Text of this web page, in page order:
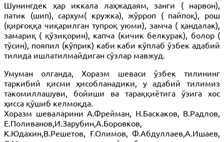
Шунингдек ҳар иккала лаҳжадаям, занги ( нарвон),
патик (шип), сархум( кружка), жўрроп ( пайпоқ), рош
(қирғоққа чиқарилган тупроқ уюми), замча ( ҳандалак),
замариқ ( қўзиқорин), капча (кичик белкурак), болор (
тўсин), пояпил (кўприк) каби каби кўплаб ўзбек адабий
тилида ишлатилмайдиган сўзлар мавжуд.
Умуман олганда, Хоразм шеваси ўзбек тилининг
таркибий қисми ҳисобланадики, у адабий тилимиз
такомиллашуви, бойиши ва тараққиётига ўзига хос
ҳисса қўшиб келмоқда.
Хоразм шеваларини А.Фрейман, Н.Баскаков, В.Радлов,
Е.Поливанов,И.Зарубин,А.Боровков,
К.Юдахин,В.Решетов, Ғ.Олимов, Ф.Абдуллаев,А.Ишаев,